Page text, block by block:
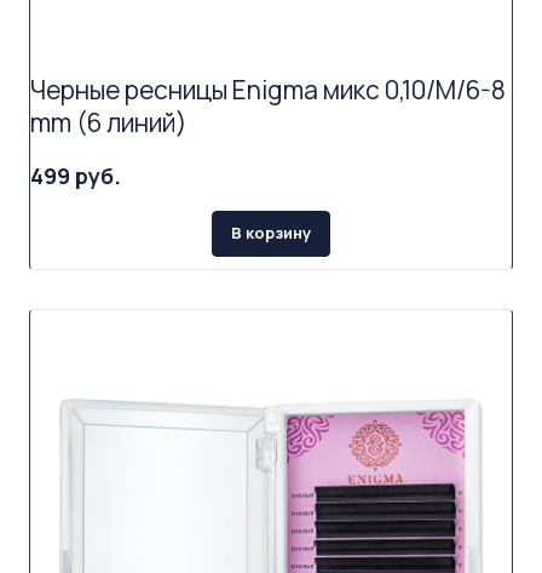
Черные ресницы Enigma микс 0,10/M/6-8
mm (6 линий)
499 руб.
В корзину